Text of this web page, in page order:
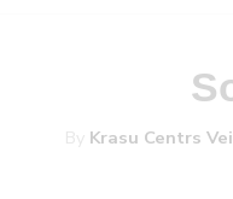
By Krasu Centrs